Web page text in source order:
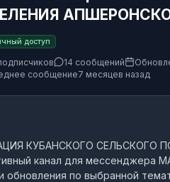
доступ
14 сообщений
сообщение7 месяцев назад
КУБАНСКОГО СЕЛЬСКОГО
канал для мессенджера
обновления по выбранной